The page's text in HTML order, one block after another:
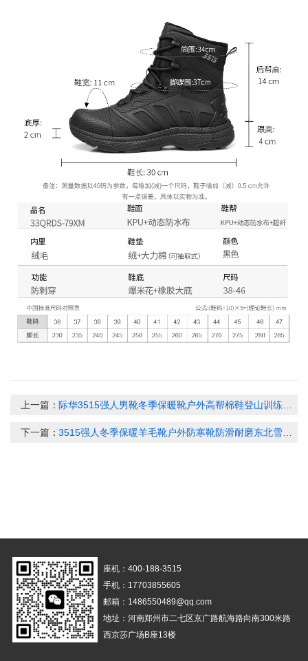
上一篇：
下一篇：
座机：400-188-3515
手机：17703855605
邮箱：1486550489@qq.com
地址：河南郑州市二七区京广路航海路向南300米路
西京莎广场B座13楼